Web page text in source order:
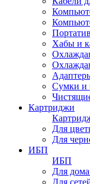
Хабы и
Сумки и
Картриджи
Для
Для
ИБП
ИБП
Для
Для